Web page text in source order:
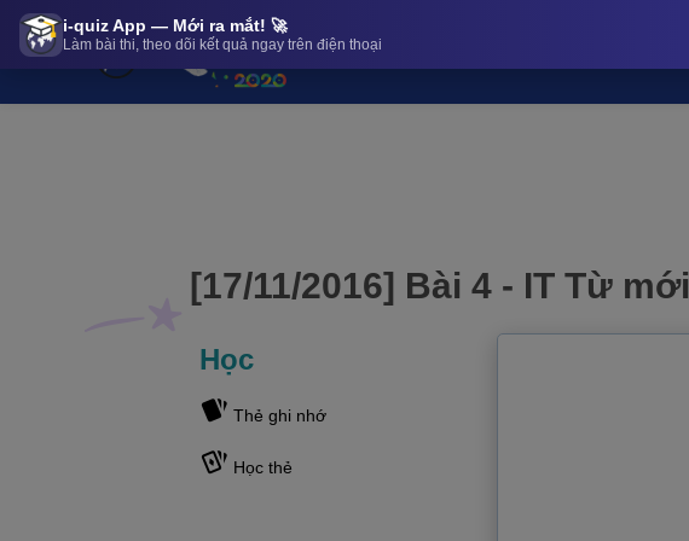
[17/11/2016] Bài 4 - IT Từ mới | iQuiz@stop [17/11/2016] Bài 4 - IT Từ mới | iQuiz@stop
[17/11/2016] Bài 4 - IT Từ mới
Học
Thẻ ghi nhớ
Học thẻ
i-quiz App — Mới ra mắt! 🚀
Làm bài thi, theo dõi kết quả ngay trên điện thoại